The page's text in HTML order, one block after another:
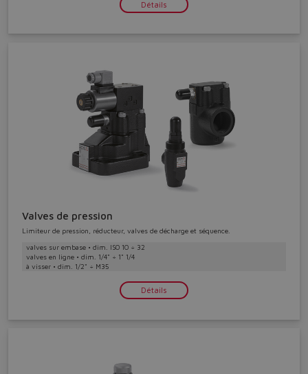
Do you want to leave the
configurator?
The running selection will be
lost.
Yes No
Détails
Valves de pression
Limiteur de pression, réducteur, valves de décharge et séquence.
valves sur embase • dim. ISO 10 ÷ 32
valves en ligne • dim. 1/4" ÷ 1" 1/4
à visser • dim. 1/2" ÷ M35
Détails